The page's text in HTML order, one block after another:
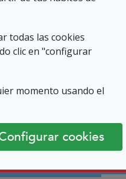
todas las cookies
clic en "configurar
momento usando el
cookies
socios